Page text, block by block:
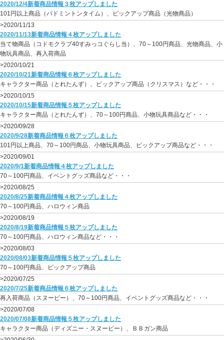
2020/12/4新着商品情報３枚アップしました
101円以上商品（バドミントンタイム）、ピックアップ商品（光物商品）
>2020/11/13
2020/11/13新着商品情報４枚アップしました
当て物商品（コドモクラブ40すみっコぐらし当）、70～100円商品、光物商品、小
物玩具商品、再入荷商品
>2020/10/21
2020/10/21新着商品情報６枚アップしました
キャラクター商品（とれたんず）、ピックアップ商品（クリスマス）など・・・
>2020/10/15
2020/10/15新着商品情報５枚アップしました
キャラクター商品（とれたんず）、70～100円商品、小物玩具商品など・・・
>2020/09/28
2020/9/28新着商品情報６枚アップしました
101円以上商品、70～100円商品、小物玩具商品、ピックアップ商品など・・・
>2020/09/01
2020/9/1新着商品情報４枚アップしました
70～100円商品、イベントグッズ商品など・・・
>2020/08/25
2020/8/25新着商品情報４枚アップしました
70～100円商品、ハロウィン商品
>2020/08/19
2020/8/19新着商品情報５枚アップしました
70～100円商品、ハロウィン商品など・・・
>2020/08/03
2020/08/03新着商品情報５枚アップしました
70～100円商品、ピックアップ商品
>2020/07/25
2020/7/25新着商品情報６枚アップしました
再入荷商品（スヌーピー）、70～100円商品、イベントグッズ商品など・・・
>2020/07/08
2020/07/08新着商品情報５枚アップしました
キャラクター商品（ディズニー・スヌーピー）、ＢＢガン商品